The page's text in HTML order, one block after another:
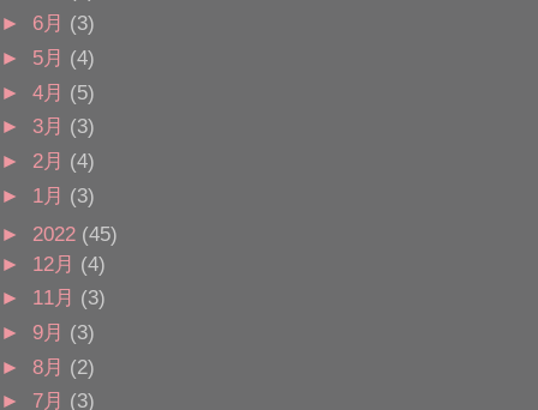
► 6月 (3)
► 5月 (4)
► 4月 (5)
► 3月 (3)
► 2月 (4)
► 1月 (3)
► 2022 (45)
► 12月 (4)
► 11月 (3)
► 9月 (3)
► 8月 (2)
► 7月 (3)